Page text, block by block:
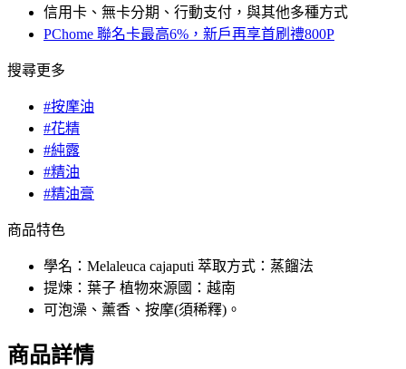
信用卡、無卡分期、行動支付，與其他多種方式
PChome 聯名卡最高6%，新戶再享首刷禮800P
搜尋更多
#按摩油
#花精
#純露
#精油
#精油膏
商品特色
學名：Melaleuca cajaputi 萃取方式：蒸餾法
提煉：葉子 植物來源國：越南
可泡澡、薰香、按摩(須稀釋)。
商品詳情